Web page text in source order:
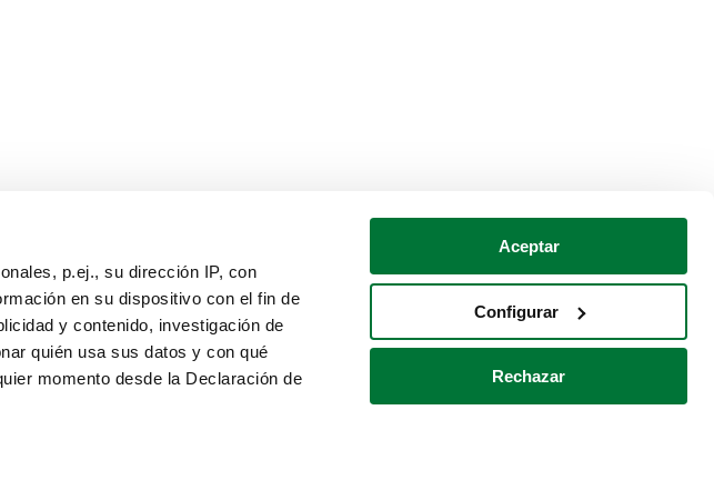
p.ej., su dirección IP, con
en su dispositivo con el fin de
y contenido, investigación de
quién usa sus datos y con qué
momento desde la Declaración de
Aceptar
Configurar
Rechazar